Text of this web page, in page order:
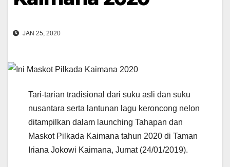
JAN 25, 2020
Tari-tarian tradisional dari suku asli dan suku
nusantara serta lantunan lagu keroncong nelon
ditampilkan dalam launching Tahapan dan
Maskot Pilkada Kaimana tahun 2020 di Taman
Iriana Jokowi Kaimana, Jumat (24/01/2019).